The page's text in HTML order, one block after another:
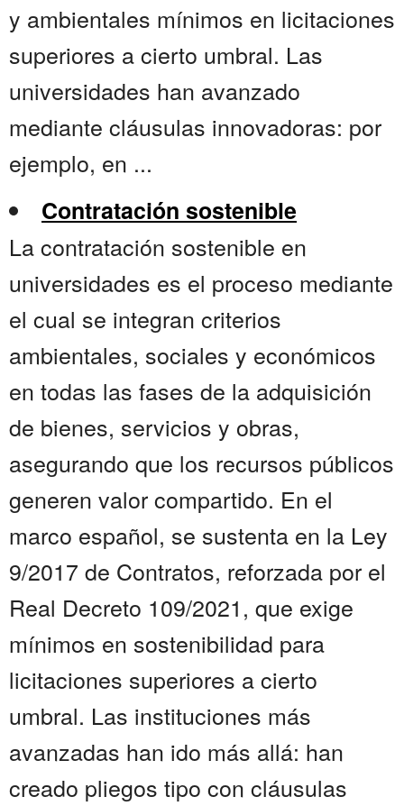
y ambientales mínimos en licitaciones
superiores a cierto umbral. Las
universidades han avanzado
mediante cláusulas innovadoras: por
ejemplo, en ...
Contratación sostenible
La contratación sostenible en
universidades es el proceso mediante
el cual se integran criterios
ambientales, sociales y económicos
en todas las fases de la adquisición
de bienes, servicios y obras,
asegurando que los recursos públicos
generen valor compartido. En el
marco español, se sustenta en la Ley
9/2017 de Contratos, reforzada por el
Real Decreto 109/2021, que exige
mínimos en sostenibilidad para
licitaciones superiores a cierto
umbral. Las instituciones más
avanzadas han ido más allá: han
creado pliegos tipo con cláusulas